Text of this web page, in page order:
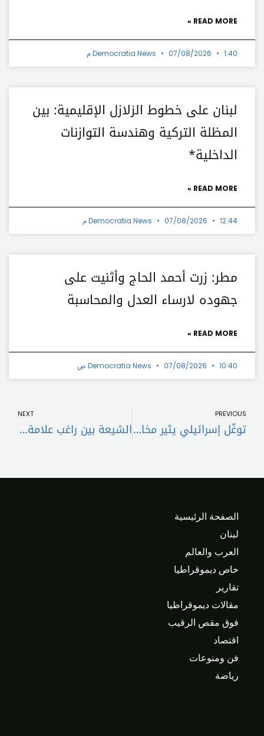
READ MORE »
Democratia News 07/08/2026 1:40 م
لبنان على خطوط الزلازل الإقليمية: بين
المظلة التركية وهندسة التوازنات
الداخلية*
READ MORE »
Democratia News 07/08/2026 12:44 م
مطر: زرت أحمد الحاج وأثنيت على
جهوده لارساء العدل والمحاسبة
READ MORE »
Democratia News 07/08/2026 10:40 ص
PREVIOUS
توغّل إسرائيلي يثير مخاوف لبنانية من تجدّد الحرب
NEXT
الشيعة بين راغب علامة والسيد حسن نصرالله
الصفحة الرئيسية
لبنان
العرب والعالم
خاص ديموقراطيا
تقارير
مقالات ديموقراطيا
فوق مقص الرقيب
اقتصاد
فن ومنوعات
رياضة